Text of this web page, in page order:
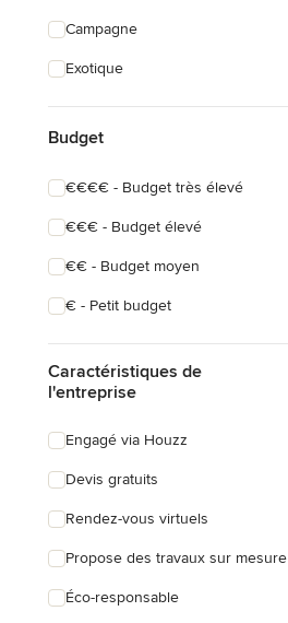
Campagne
Exotique
Budget
€€€€ - Budget très élevé
€€€ - Budget élevé
€€ - Budget moyen
€ - Petit budget
Caractéristiques de
l'entreprise
Engagé via Houzz
Devis gratuits
Rendez-vous virtuels
Propose des travaux sur mesure
Éco-responsable